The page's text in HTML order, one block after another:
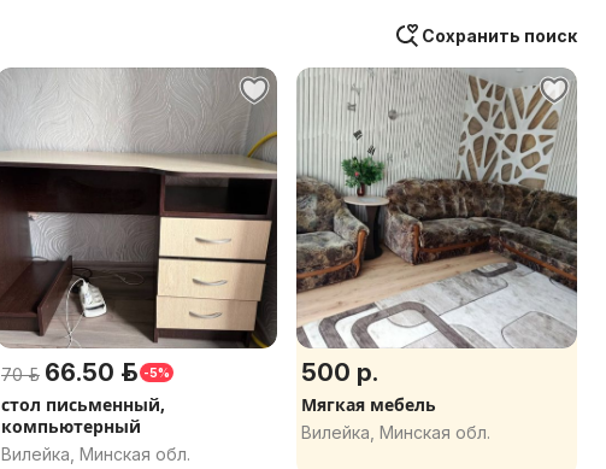
Сохранить поиск
70 р. 66.50 р. -5%
стол письменный,
компьютерный
Вилейка, Минская обл.
500 р.
Мягкая мебель
Вилейка, Минская обл.